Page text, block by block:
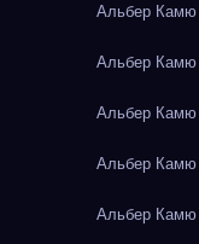
Альбер
Альбер
Альбер
Альбер
Альбер